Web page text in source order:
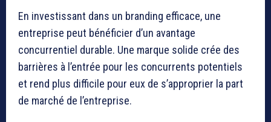
En investissant dans un branding efficace, une
entreprise peut bénéficier d’un avantage
concurrentiel durable. Une marque solide crée des
barrières à l’entrée pour les concurrents potentiels
et rend plus difficile pour eux de s’approprier la part
de marché de l’entreprise.